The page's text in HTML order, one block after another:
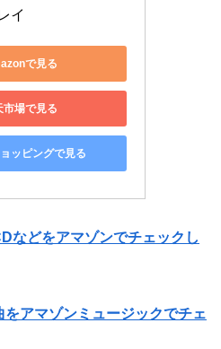
イ
で見る
市場で見る
ッピングで見る
などをアマゾンでチェックし
アマゾンミュージックでチェ